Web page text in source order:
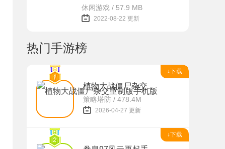
休闲游戏 / 57.9 MB
2022-08-22 更新
热门手游榜
↓下载
植物大战僵尸杂交重制版手机版
策略塔防 / 478.4M
2026-04-27 更新
↓下载